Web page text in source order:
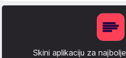
Skini aplikaciju za